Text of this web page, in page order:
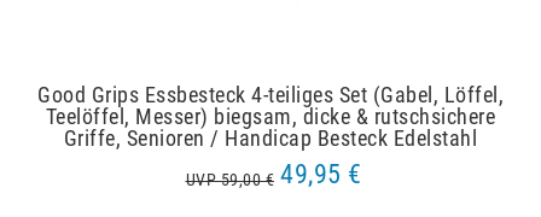
Good Grips Essbesteck 4-teiliges Set (Gabel, Löffel,
Teelöffel, Messer) biegsam, dicke & rutschsichere
Griffe, Senioren / Handicap Besteck Edelstahl
UVP 59,00 € 49,95 €